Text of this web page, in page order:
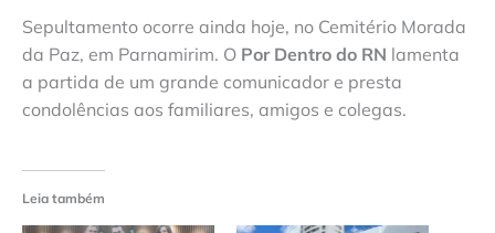
Sepultamento ocorre ainda hoje, no Cemitério Morada
da Paz, em Parnamirim. O Por Dentro do RN lamenta
a partida de um grande comunicador e presta
condolências aos familiares, amigos e colegas.
Leia também